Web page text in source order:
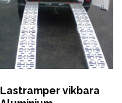
Lastramper vikbara